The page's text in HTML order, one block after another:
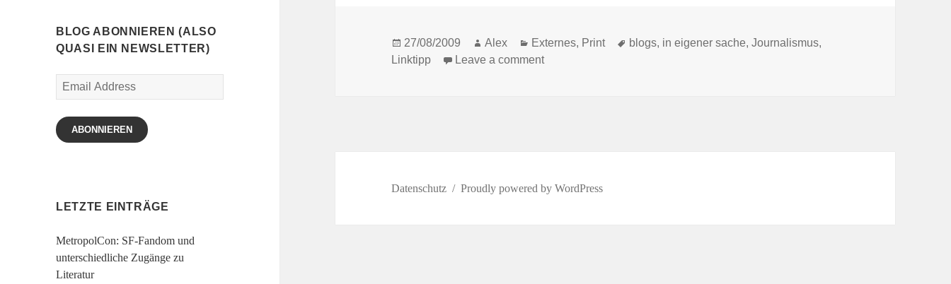
BLOG ABONNIEREN (ALSO
QUASI EIN NEWSLETTER)
Email
Address
ABONNIEREN
LETZTE EINTRÄGE
MetropolCon: SF-Fandom und
unterschiedliche Zugänge zu
Literatur
Posted
on
27/08/2009 Author
Alex Categories
Externes, Print Tags
blogs, in eigener sache,Journalismus,
Linktipp
Leave a commenton Nachträgliche Rechtfertigung
Datenschutz Proudly powered by WordPress